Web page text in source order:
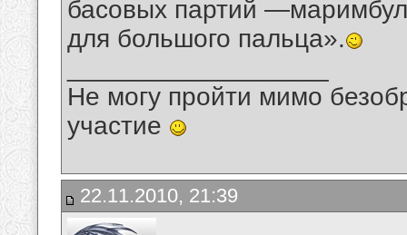
басовых партий
для большого пальца».
Не могу пройти мимо
участие
22.11.2010, 21:39